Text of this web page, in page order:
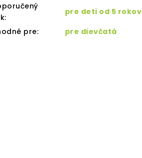
:
pre deti od 5 rokov
pre: pre dievčatá